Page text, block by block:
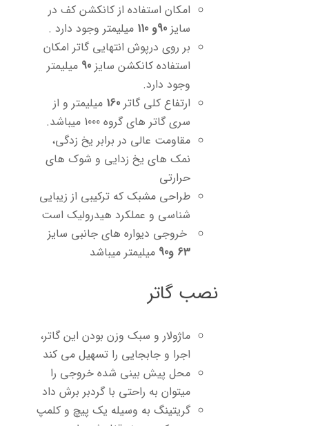
امکان استفاده از کانکشن کف در
سایز90و 110
میلیمتر وجود دارد .
بر روی درپوش انتهایی گاتر امکان
استفاده کانکشن سایز90 میلیمتر
وجود دارد.
ارتفاع کلی گاتر160 میلیمتر و از
سری گاتر های گروه 1000 میباشد.
مقاومت عالی در برابر یخ زدگی،
نمک های یخ زدایی و شوک های
حرارتی
طراحی مشبک که ترکیبی از زیبایی
شناسی و عملکرد هیدرولیک است
خروجی دیواره های جانبی سایز
63 و90
میلیمتر میباشد
نصب گاتر
ماژولار و سبک وزن بودن این گاتر،
اجرا و جابجایی را تسهیل می کند
محل پیش بینی شده خروجی را
میتوان به راحتی با گردبر برش داد
گریتینگ به وسیله یک پیچ و کلمپ